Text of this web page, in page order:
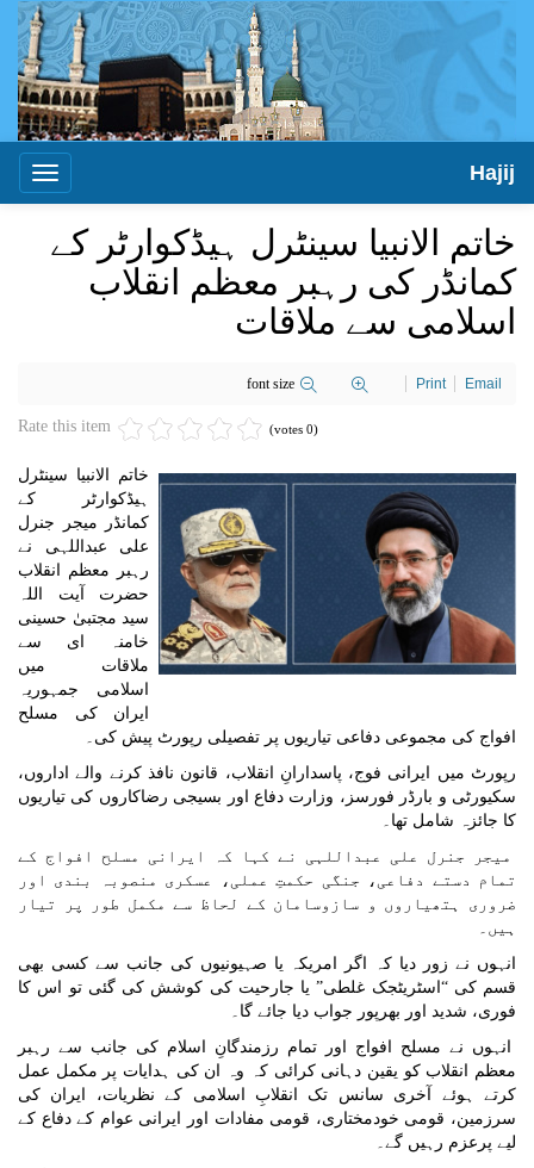
Toggle
Hajij
خاتم الانبیا سینٹرل ہیڈکوارٹر کے
کمانڈر کی رہبر معظم انقلاب
اسلامی سے ملاقات
font size Print Email
Rate this item (0 votes)
خاتم الانبیا سینٹرل
ہیڈکوارٹر کے
کمانڈر میجر جنرل
علی عبداللہی نے
رہبر معظم انقلاب
حضرت آیت اللہ
سید مجتبیٰ حسینی
خامنہ ای سے
ملاقات میں
اسلامی جمہوریہ
ایران کی مسلح
افواج کی مجموعی دفاعی تیاریوں پر تفصیلی رپورٹ پیش کی۔
رپورٹ میں ایرانی فوج، پاسدارانِ انقلاب، قانون نافذ کرنے والے اداروں،
سکیورٹی و بارڈر فورسز، وزارت دفاع اور بسیجی رضاکاروں کی تیاریوں
کا جائزہ شامل تھا۔
میجر جنرل علی عبداللہی نے کہا کہ ایرانی مسلح افواج کے
تمام دستے دفاعی، جنگی حکمتِ عملی، عسکری منصوبہ بندی اور
ضروری ہتھیاروں و سازوسامان کے لحاظ سے مکمل طور پر تیار
ہیں۔
انہوں نے زور دیا کہ اگر امریکہ یا صہیونیوں کی جانب سے کسی بھی
قسم کی “اسٹریٹجک غلطی” یا جارحیت کی کوشش کی گئی تو اس کا
فوری، شدید اور بھرپور جواب دیا جائے گا۔
انہوں نے مسلح افواج اور تمام رزمندگانِ اسلام کی جانب سے رہبر
معظم انقلاب کو یقین دہانی کرائی کہ وہ ان کی ہدایات پر مکمل عمل
کرتے ہوئے آخری سانس تک انقلابِ اسلامی کے نظریات، ایران کی
سرزمین، قومی خودمختاری، قومی مفادات اور ایرانی عوام کے دفاع کے
لیے پرعزم رہیں گے۔